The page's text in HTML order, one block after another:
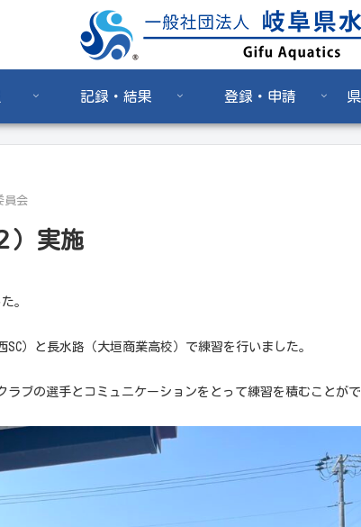
記録・結果 登録・申請
員会
）実施
。
）と長水路（大垣商業高校）で練習を行いました。
ブの選手とコミュニケーションをとって練習を積むことがで